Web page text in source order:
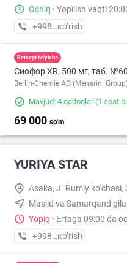
Ochiq · Yopilish vaqti
+998 (93) XXX-XX-XX
кo’rish
Retsept bo'yicha
Сиофор XR, 500 мг, таб. №60
Berlin-Chemie AG (Menarini
Mavjud: 4 qadoqlar(1 soat
69 000 so'm
YURIYA STAR
Asaka, J. Rumiy ko‘chasi,
Masjid va Samarqand
Yopiq · Ertaga 09:00 da
+998 (93) XXX-XX-XX
кo’rish